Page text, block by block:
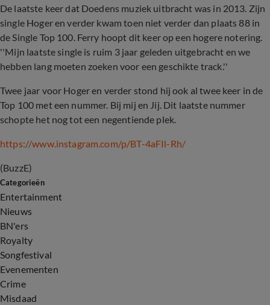
De laatste keer dat Doedens muziek uitbracht was in 2013. Zijn
single Hoger en verder kwam toen niet verder dan plaats 88 in
de Single Top 100. Ferry hoopt dit keer op een hogere notering.
''Mijn laatste single is ruim 3 jaar geleden uitgebracht en we
hebben lang moeten zoeken voor een geschikte track.''
Twee jaar voor Hoger en verder stond hij ook al twee keer in de
Top 100 met een nummer. Bij mij en Jij. Dit laatste nummer
schopte het nog tot een negentiende plek.
https://www.instagram.com/p/BT-4aFIl-Rh/
(BuzzE)
Categorieën
Entertainment
Nieuws
BN'ers
Royalty
Songfestival
Evenementen
Crime
Misdaad